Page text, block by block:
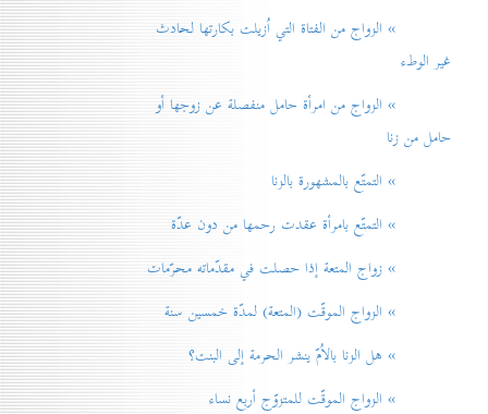
» الزواج من الفتاة التي اُزيلت بكارتها لحادث
غير الوطء
» الزواج من امرأة حامل منفصلة عن زوجها أو
حامل من زنا
» التمتّع بالمشهورة بالزنا
» التمتّع بامرأة عقدت رحمها من دون عدّة
» زواج المتعة إذا حصلت في مقدّماته محرّمات
» الزواج الموقّت (المتعة) لمدّة خمسين سنة
» هل الزنا بالاُمّ ينشر الحرمة إلی البنت؟
» الزواج الموقّت للمتزوّج أربع نساء